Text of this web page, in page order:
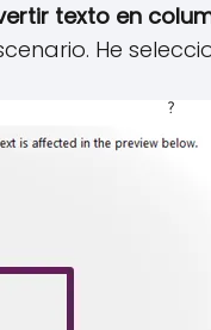
texto en
He